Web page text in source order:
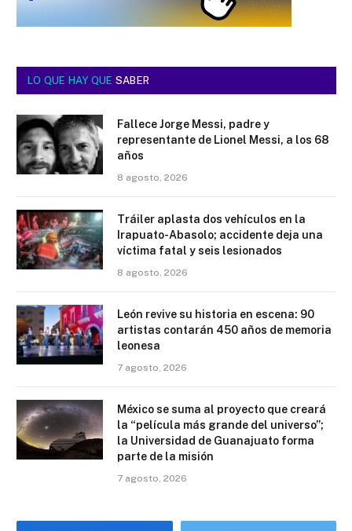
LO QUE HAY QUE SABER
Fallece Jorge Messi, padre y
representante de Lionel Messi, a los 68
años
8 agosto, 2026
Tráiler aplasta dos vehículos en la
Irapuato-Abasolo; accidente deja una
víctima fatal y seis lesionados
8 agosto, 2026
León revive su historia en escena: 90
artistas contarán 450 años de memoria
leonesa
7 agosto, 2026
México se suma al proyecto que creará
la “película más grande del universo”;
la Universidad de Guanajuato forma
parte de la misión
7 agosto, 2026